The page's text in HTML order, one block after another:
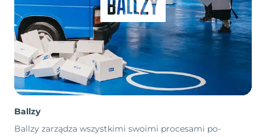
Ballzy
Ballzy zarządza wszystkimi swoimi procesami po-